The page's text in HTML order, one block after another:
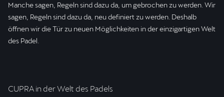
Manche sagen, Regeln sind dazu da, um gebrochen zu werden. Wir
sagen, Regeln sind dazu da, neu definiert zu werden. Deshalb
öffnen wir die Tür zu neuen Möglichkeiten in der einzigartigen Welt
des Padel.
CUPRA in der Welt des Padels